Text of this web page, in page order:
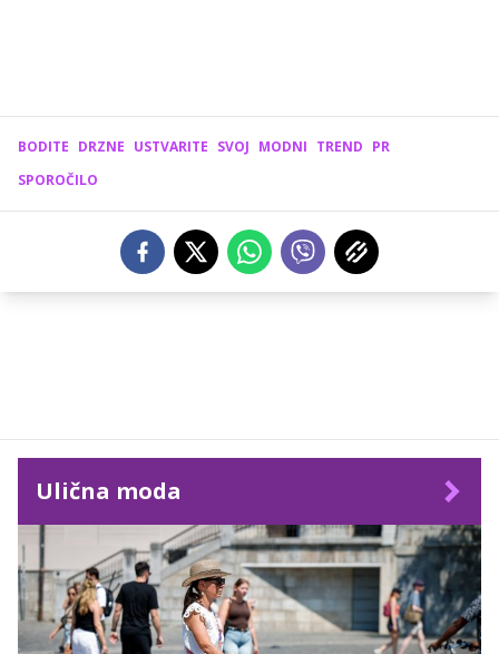
BODITE DRZNE USTVARITE SVOJ MODNI TREND PR
SPOROČILO
Ulična moda